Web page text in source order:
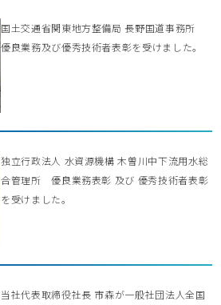
国土交通省関東地方整備局 長野国道事務所
優良業務及び優秀技術者表彰を受けました。
独立行政法人 水資源機構 木曽川中下流用水総
合管理所 優良業務表彰 及び 優秀技術者表彰
を受けました。
当社代表取締役社長 市森が一般社団法人全国